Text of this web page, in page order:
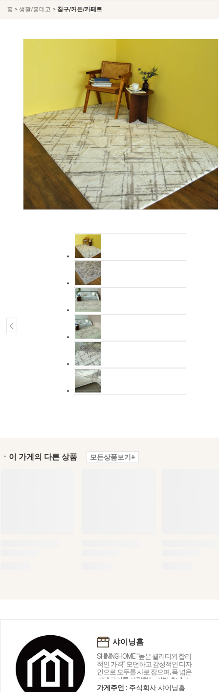
홈 > 생활/홈데코 > 침구/커튼/카페트
ㆍ이 가게의 다른 상품 모든상품보기+
샤이닝홈
SHININGHOME "높은 퀄리티외 합리
적인 가격" 모던하고 감성적인 디자
인으로 모두를 사로 잡으며, 폭 넓은
카테고리를 자랑하는 리빙 홈데코
인테리어 샤이닝홈입니다.
가게주인 : 주식회사 샤이닝홈